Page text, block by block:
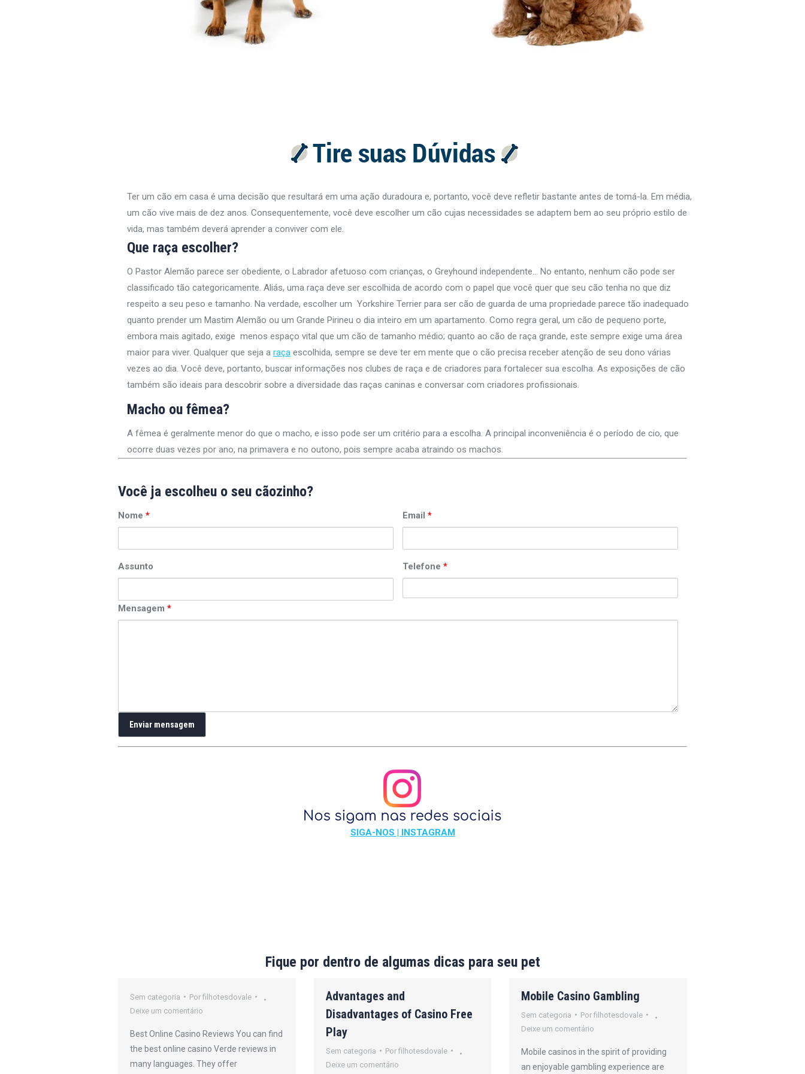
Ter um cão em casa é uma decisão que resultará em uma ação duradoura e, portanto, você deve refletir bastante antes de tomá-la. Em média,
um cão vive mais de dez anos. Consequentemente, você deve escolher um cão cujas necessidades se adaptem bem ao seu próprio estilo de
vida, mas também deverá aprender a conviver com ele.
Que raça escolher?
O Pastor Alemão parece ser obediente, o Labrador afetuoso com crianças, o Greyhound independente… No entanto, nenhum cão pode ser
classificado tão categoricamente. Aliás, uma raça deve ser escolhida de acordo com o papel que você quer que seu cão tenha no que diz
respeito a seu peso e tamanho. Na verdade, escolher um Yorkshire Terrier para ser cão de guarda de uma propriedade parece tão inadequado
quanto prender um Mastim Alemão ou um Grande Pirineu o dia inteiro em um apartamento. Como regra geral, um cão de pequeno porte,
embora mais agitado, exige menos espaço vital que um cão de tamanho médio; quanto ao cão de raça grande, este sempre exige uma área
maior para viver. Qualquer que seja a raça escolhida, sempre se deve ter em mente que o cão precisa receber atenção de seu dono várias
vezes ao dia. Você deve, portanto, buscar informações nos clubes de raça e de criadores para fortalecer sua escolha. As exposições de cão
também são ideais para descobrir sobre a diversidade das raças caninas e conversar com criadores profissionais.
Macho ou fêmea?
A fêmea é geralmente menor do que o macho, e isso pode ser um critério para a escolha. A principal inconveniência é o período de cio, que
ocorre duas vezes por ano, na primavera e no outono, pois sempre acaba atraindo os machos.
Você ja escolheu o seu cãozinho?
Nome *
Assunto
Email *
Telefone *
Mensagem *
SIGA-NOS | INSTAGRAM
Fique por dentro de algumas dicas para seu pet
Sem categoria Por filhotesdovale
Deixe um comentário
Best Online Casino Reviews You can find
the best online casino Verde reviews in
many languages. They offer
Advantages and
Disadvantages of Casino Free
Play
Sem categoria Por filhotesdovale
Deixe um comentário
Mobile Casino Gambling
Sem categoria Porfilhotesdovale
Deixe um comentário
Mobile casinos in the spirit of providing
an enjoyable gambling experience are